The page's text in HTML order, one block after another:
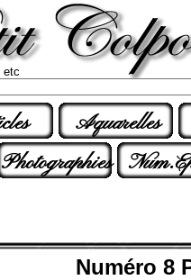
etc
Aquarelles
Photographies
Numéro 8